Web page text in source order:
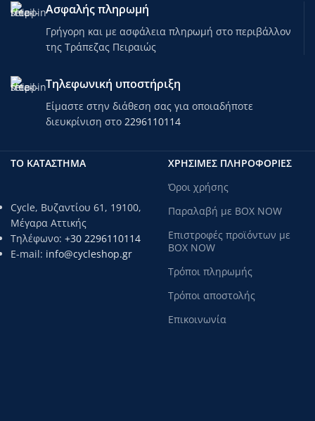
Ασφαλής πληρωμή
Γρήγορη και με ασφάλεια πληρωμή στο περιβάλλον
της Τράπεζας Πειραιώς
Τηλεφωνική υποστήριξη
Είμαστε στην διάθεση σας για οποιαδήποτε
διευκρίνιση στο 2296110114
ΤΟ ΚΑΤΑΣΤΗΜΑ
Cycle, Βυζαντίου 61, 19100,
Μέγαρα Αττικής
Τηλέφωνο: +30 2296110114
E-mail: info@cycleshop.gr
ΧΡΗΣΙΜΕΣ ΠΛΗΡΟΦΟΡΙΕΣ
Όροι χρήσης
Παραλαβή με BOX NOW
Επιστροφές προϊόντων με
BOX NOW
Τρόποι πληρωμής
Τρόποι αποστολής
Επικοινωνία